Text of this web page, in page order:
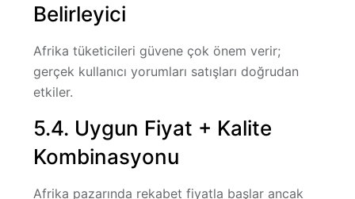
Belirleyici
Afrika tüketicileri güvene çok önem verir;
gerçek kullanıcı yorumları satışları doğrudan
etkiler.
5.4. Uygun Fiyat + Kalite
Kombinasyonu
Afrika pazarında rekabet fiyatla başlar ancak